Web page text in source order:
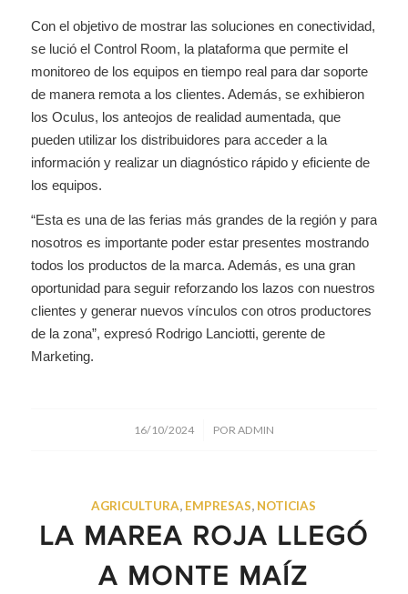
Con el objetivo de mostrar las soluciones en conectividad,
se lució el Control Room, la plataforma que permite el
monitoreo de los equipos en tiempo real para dar soporte
de manera remota a los clientes. Además, se exhibieron
los Oculus, los anteojos de realidad aumentada, que
pueden utilizar los distribuidores para acceder a la
información y realizar un diagnóstico rápido y eficiente de
los equipos.
“Esta es una de las ferias más grandes de la región y para
nosotros es importante poder estar presentes mostrando
todos los productos de la marca. Además, es una gran
oportunidad para seguir reforzando los lazos con nuestros
clientes y generar nuevos vínculos con otros productores
de la zona”, expresó Rodrigo Lanciotti, gerente de
Marketing.
16/10/2024
/ PORADMIN
AGRICULTURA, EMPRESAS, NOTICIAS
LA MAREA ROJA LLEGÓ
A MONTE MAÍZ